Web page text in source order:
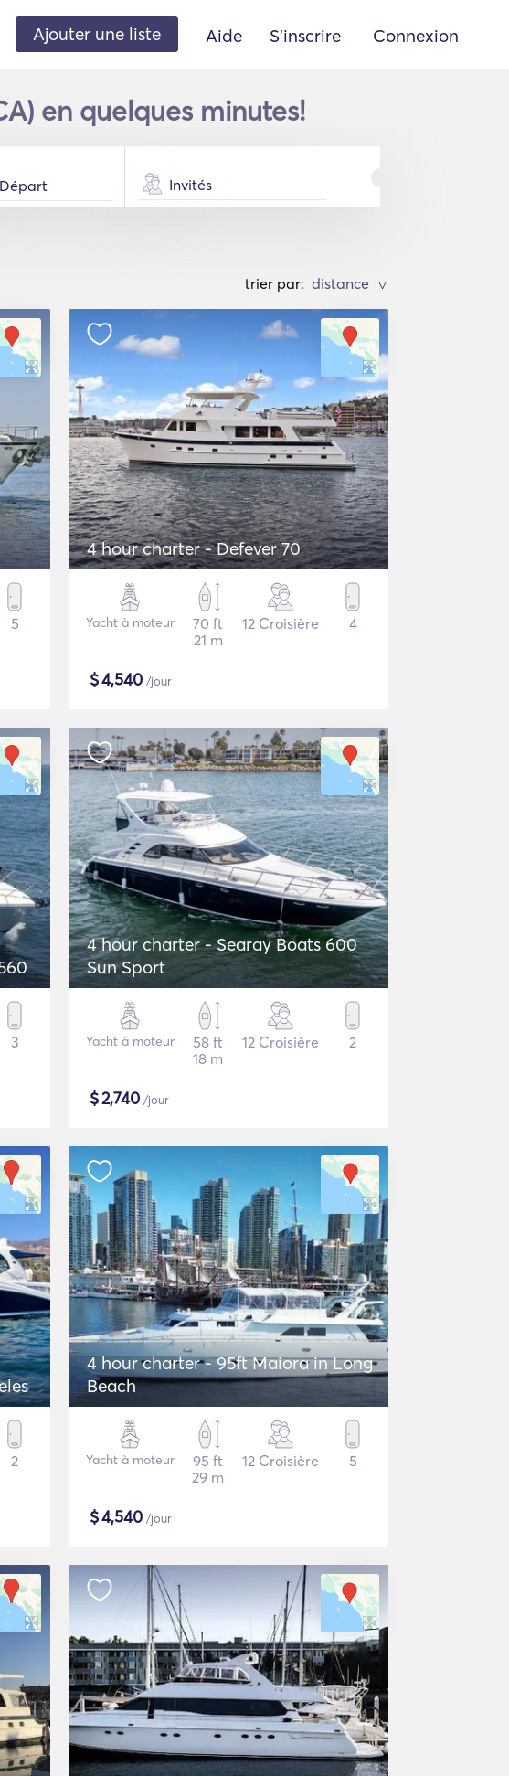
Ajouter une liste Aide S'inscrire Connexion
en quelques minutes!
Invités
trier par: >
5
4 hour charter - Defever 70
Yacht à moteur
70 ft
21 m
12 Croisière 4
$4,540 /jour
3
4 hour charter - Searay Boats 600
Sun Sport
Yacht à moteur
58 ft
18 m
12 Croisière 2
$2,740 /jour
2
4 hour charter - 95ft Maiora in Long
Beach
Yacht à moteur
95 ft
29 m
12 Croisière 5
$4,540 /jour